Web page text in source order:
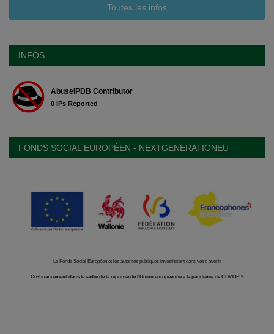
Toutes les infos
INFOS
FONDS SOCIAL EUROPÉEN - NEXTGENERATIONEU
Le Fonds Social Européen et les autorités publiques investissent dans votre avenir
Co-financement dans le cadre de la réponse de l'Union européenne à la pandémie de COVID-19